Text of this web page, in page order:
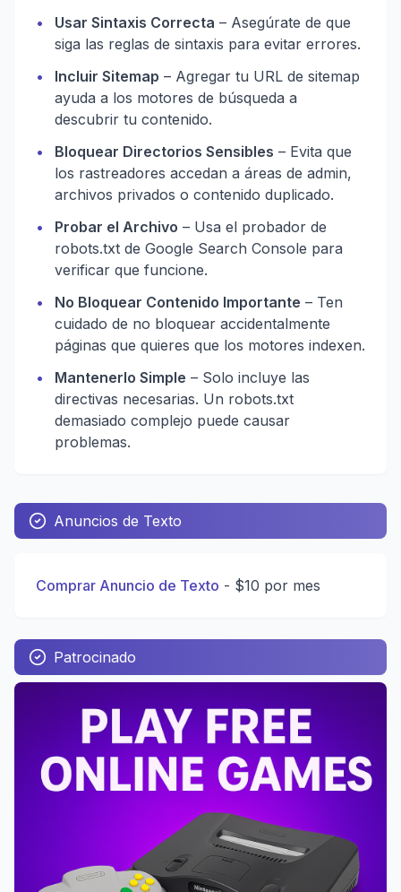
•
Usar Sintaxis Correcta – Asegúrate de que
siga las reglas de sintaxis para evitar errores.
•
Incluir Sitemap – Agregar tu URL de sitemap
ayuda a los motores de búsqueda a
descubrir tu contenido.
•
Bloquear Directorios Sensibles – Evita que
los rastreadores accedan a áreas de admin,
archivos privados o contenido duplicado.
•
Probar el Archivo – Usa el probador de
robots.txt de Google Search Console para
verificar que funcione.
•
No Bloquear Contenido Importante – Ten
cuidado de no bloquear accidentalmente
páginas que quieres que los motores indexen.
•
Mantenerlo Simple – Solo incluye las
directivas necesarias. Un robots.txt
demasiado complejo puede causar
problemas.
Anuncios de Texto
Comprar Anuncio de Texto - $10 por mes
Patrocinado